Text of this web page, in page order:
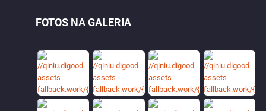
FOTOS NA GALERIA